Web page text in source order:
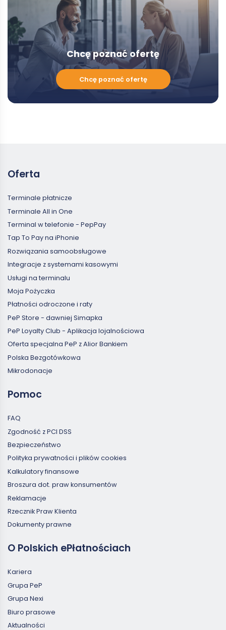
Chcę poznać ofertę
Chcę
Chcę poznać ofertę
Oferta
Terminale płatnicze
Terminale All in One
Terminal w telefonie - PepPay
Tap To Pay na iPhonie
Rozwiązania samoobsługowe
Integracje z systemami kasowymi
Usługi na terminalu
Moja Pożyczka
Płatności odroczone i raty
PeP Store - dawniej Simapka
PeP Loyalty Club - Aplikacja lojalnościowa
Oferta specjalna PeP z Alior Bankiem
Polska Bezgotówkowa
Mikrodonacje
Pomoc
FAQ
Zgodność z PCI DSS
Bezpieczeństwo
Polityka prywatności i plików cookies
Kalkulatory finansowe
Broszura dot. praw konsumentów
Reklamacje
Rzecznik Praw Klienta
Dokumenty prawne
O Polskich ePłatnościach
Kariera
Grupa PeP
Grupa Nexi
Biuro prasowe
Aktualności